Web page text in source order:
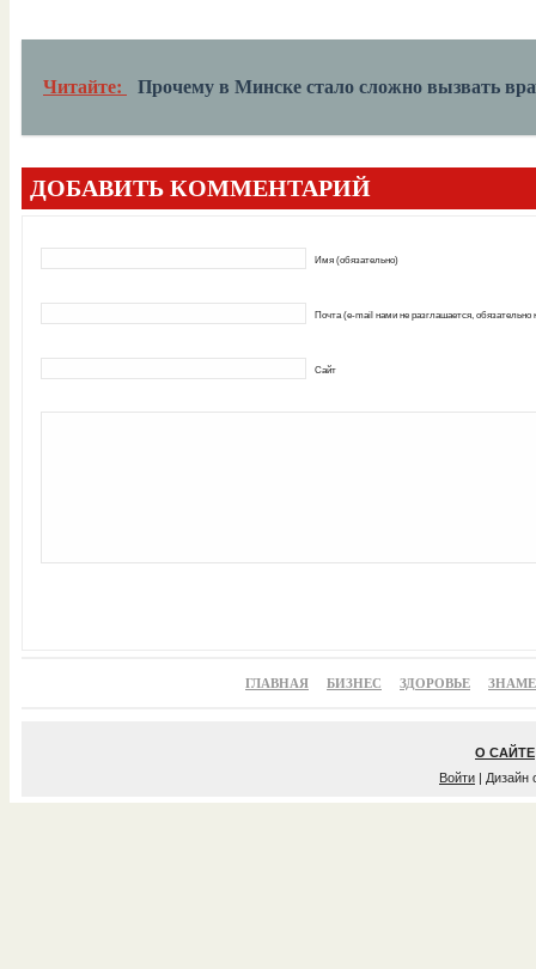
Читайте: Прочему в Минске стало сложно вызвать
ДОБАВИТЬ КОММЕНТАРИЙ
Имя (обязательно)
Почта (e-mail нами не разглашается, обязательно
Сайт
ГЛАВНАЯ БИЗНЕС ЗДОРОВЬЕ
О САЙТЕ
Войти | Дизайн